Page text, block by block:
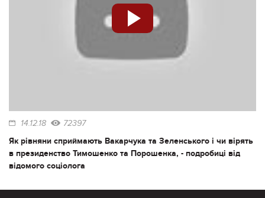
14.12.18 72397
Як рівняни сприймають Вакарчука та Зеленського і чи вірять
в президенство Тимошенко та Порошенка, - подробиці від
відомого соціолога